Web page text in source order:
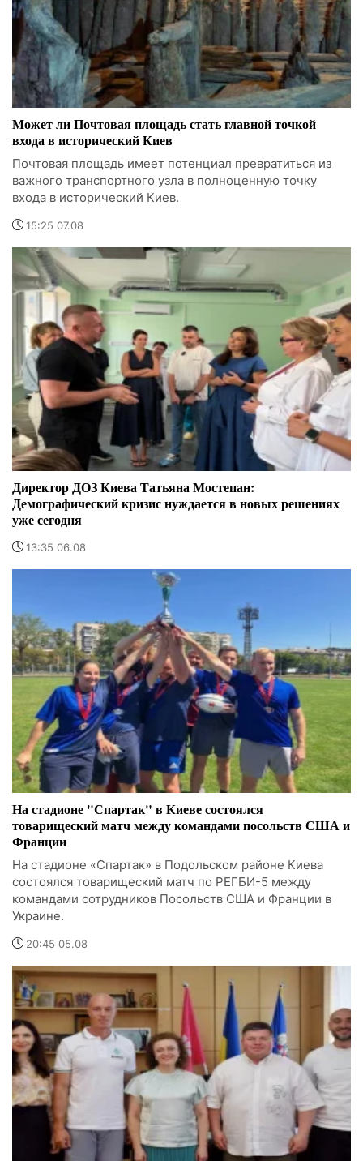
Может ли Почтовая площадь стать главной точкой
входа в исторический Киев
Почтовая площадь имеет потенциал превратиться из
важного транспортного узла в полноценную точку
входа в исторический Киев.
15:25 07.08
Директор ДОЗ Киева Татьяна Мостепан:
Демографический кризис нуждается в новых решениях
уже сегодня
13:35 06.08
На стадионе "Спартак" в Киеве состоялся
товарищеский матч между командами посольств США и
Франции
На стадионе «Спартак» в Подольском районе Киева
состоялся товарищеский матч по РЕГБИ-5 между
командами сотрудников Посольств США и Франции в
Украине.
20:45 05.08